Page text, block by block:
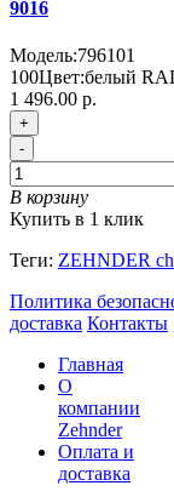
9016
Модель:796101
100Цвет:белый
1 496.00 р.
+
-
В корзину
Купить в 1 клик
Теги: ZEHNDER
Политика
доставка Контакты
Главная
О
компании
Zehnder
Оплата и
доставка